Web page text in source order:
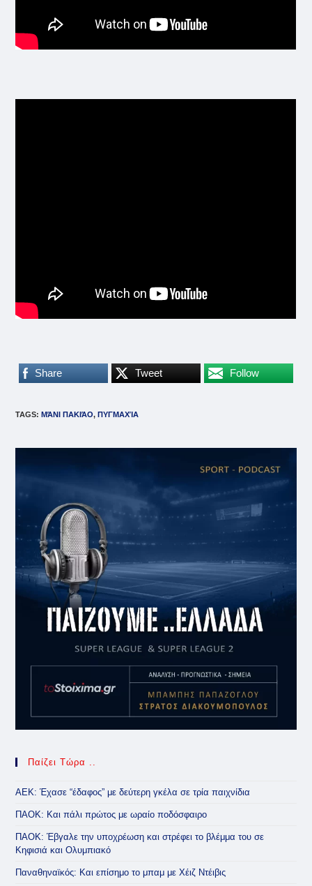
Share Tweet Follow
TAGS: ΜΆΝΙ ΠΑΚΙΆΟ, ΠΥΓΜΑΧΊΑ
Παίζει Τώρα ..
ΑΕΚ: Έχασε “έδαφος” με δεύτερη γκέλα σε τρία παιχνίδια
ΠΑΟΚ: Και πάλι πρώτος με ωραίο ποδόσφαιρο
ΠΑΟΚ: Έβγαλε την υποχρέωση και στρέφει το βλέμμα του σε
Κηφισιά και Ολυμπιακό
Παναθηναϊκός: Και επίσημο το μπαμ με Χέιζ Ντέιβις